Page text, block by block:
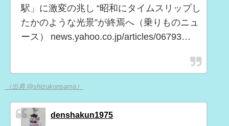
駅」に激変の兆し “昭和にタイムスリップし
たかのような光景”が終焉へ（乗りものニュ
ース） news.yahoo.co.jp/articles/06793…
（出典 @shizukonsama）
denshakun1975